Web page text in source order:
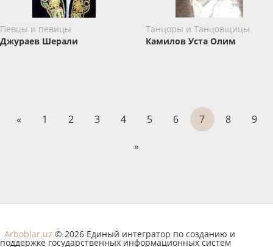
Певцы и певицы
Джураев Шерали
Танцоры и Танцовщицы
Камилов Уста Олим
« 1 2 3 4 5 6 7 8
9
»
Arboblar.uz © 2026 Единый интегратор по созданию и
поддержке государственных информационных систем